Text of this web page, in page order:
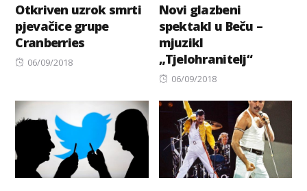
Otkriven uzrok smrti
pjevačice grupe
Cranberries
Posted
06/09/2018
Novi glazbeni
spektakl u Beču –
mjuzikl
„Tjelohranitelj“
Posted
06/09/2018